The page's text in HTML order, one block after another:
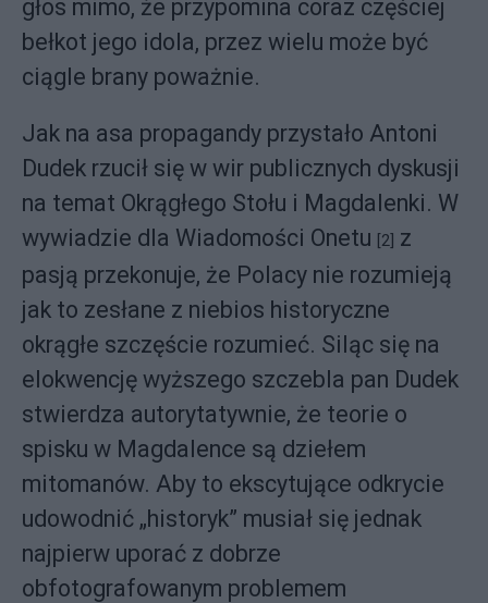
głos mimo, że przypomina coraz częściej
bełkot jego idola, przez wielu może być
ciągle brany poważnie.
Jak na asa propagandy przystało Antoni
Dudek rzucił się w wir publicznych dyskusji
na temat Okrągłego Stołu i Magdalenki. W
wywiadzie dla Wiadomości Onetu [2] z
pasją przekonuje, że Polacy nie rozumieją
jak to zesłane z niebios historyczne
okrągłe szczęście rozumieć. Siląc się na
elokwencję wyższego szczebla pan Dudek
stwierdza autorytatywnie, że teorie o
spisku w Magdalence są dziełem
mitomanów. Aby to ekscytujące odkrycie
udowodnić „historyk” musiał się jednak
najpierw uporać z dobrze
obfotografowanym problemem